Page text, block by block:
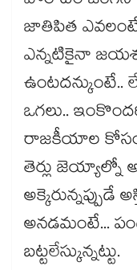
జాతిపిత
ఎన్నటికైనా
ఒగలు..
రాజకీయాల
తెర్లు జెయ్యాల్నో
అక్కెరున్నప్పుడే
అనడమంటే...
బట్టలేస్కున్నట్టు.